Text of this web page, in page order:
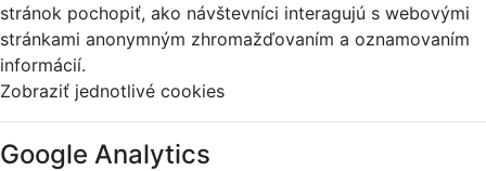
stránok pochopiť, ako návštevníci interagujú s webovými
stránkami anonymným zhromažďovaním a oznamovaním
informácií.
Zobraziť jednotlivé cookies
Google Analytics